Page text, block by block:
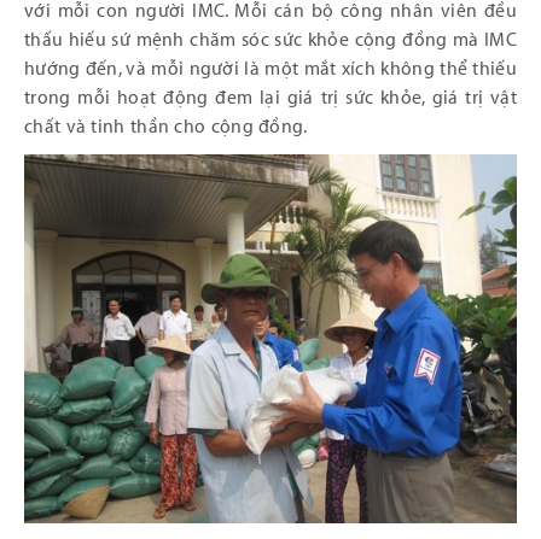
với mỗi con người IMC. Mỗi cán bộ công nhân viên đều
thấu hiếu sứ mệnh chăm sóc sức khỏe cộng đồng mà IMC
hướng đến, và mỗi người là một mắt xích không thể thiếu
trong mỗi hoạt động đem lại giá trị sức khỏe, giá trị vật
chất và tinh thần cho cộng đồng.